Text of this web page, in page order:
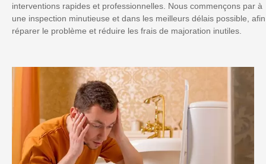
interventions rapides et professionnelles. Nous commençons par à
une inspection minutieuse et dans les meilleurs délais possible, afin
réparer le problème et réduire les frais de majoration inutiles.